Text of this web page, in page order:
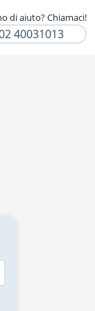
di aiuto? Chiamaci!
40031013